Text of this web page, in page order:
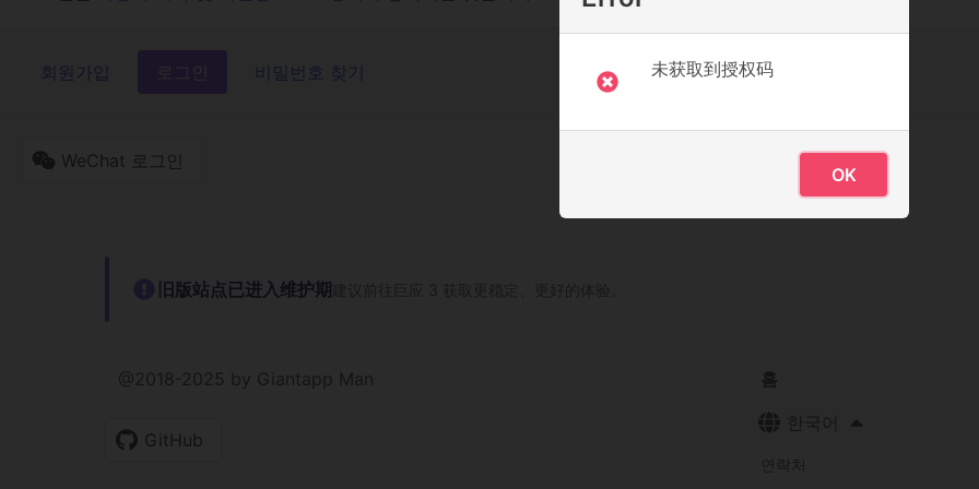
회원가입 로그인 비밀번호 찾기
WeChat 로그인
旧版站点已进入维护期
@2018-2025 by Giantapp Man
GitHub
홈
한국어
연락처
未获取到授权码
OK